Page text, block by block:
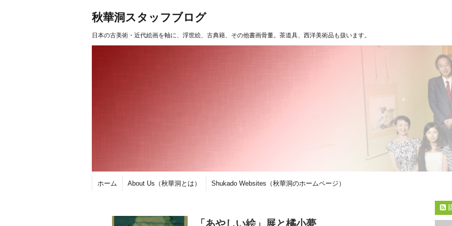
秋華洞スタッフブログ
日本の古美術・近代絵画を軸に、浮世絵、古典籍、その他書画骨董。茶道具、西洋美術品も扱います。
ホーム About Us（秋華洞とは） Shukado Websites（秋華洞のホームページ）
「あやしい絵」展と橘小夢